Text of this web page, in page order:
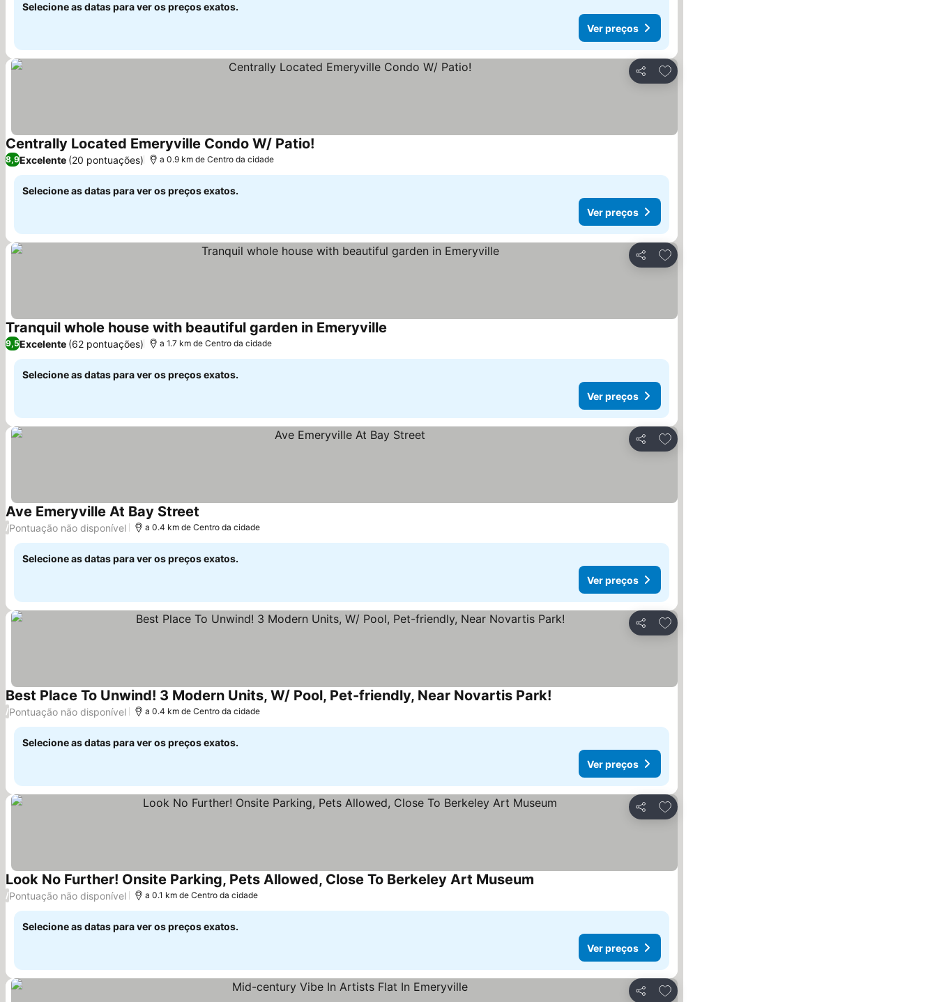
Selecione as datas para ver os preços exatos.
Ver preços
Partilhar
Adicionar aos favoritos
Centrally Located Emeryville Condo W/ Patio!
8,9Excelente (20 pontuações) a 0.9 km de Centro da cidade
Selecione as datas para ver os preços exatos.
Ver preços
Partilhar
Adicionar aos favoritos
Tranquil whole house with beautiful garden in Emeryville
9,5Excelente (62 pontuações) a 1.7 km de Centro da cidade
Selecione as datas para ver os preços exatos.
Ver preços
Partilhar
Adicionar aos favoritos
Ave Emeryville At Bay Street
/Pontuação não disponível a 0.4 km de Centro da cidade
Selecione as datas para ver os preços exatos.
Ver preços
Partilhar
Adicionar aos favoritos
Best Place To Unwind! 3 Modern Units, W/ Pool, Pet-friendly, Near Novartis Park!
/Pontuação não disponível a 0.4 km de Centro da cidade
Selecione as datas para ver os preços exatos.
Ver preços
Partilhar
Adicionar aos favoritos
Look No Further! Onsite Parking, Pets Allowed, Close To Berkeley Art Museum
/Pontuação não disponível a 0.1 km de Centro da cidade
Selecione as datas para ver os preços exatos.
Ver preços
Partilhar
Adicionar aos favoritos